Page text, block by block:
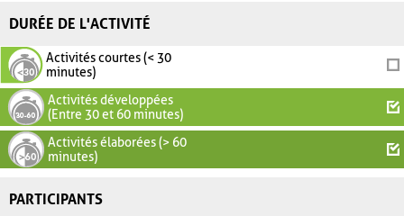
DURÉE DE L'ACTIVITÉ
Activités courtes (< 30
minutes)
Activités développées
(Entre 30 et 60 minutes)
Activités élaborées (> 60
minutes)
PARTICIPANTS